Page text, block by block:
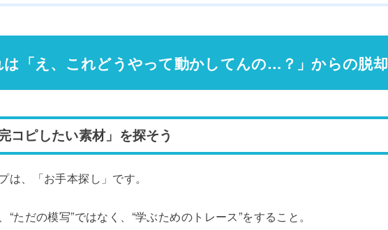
は「え、これどうやって動かしてんの…？」からの脱却
コピしたい素材」を探そう
は、「お手本探し」です。
“ただの模写”ではなく、“学ぶためのトレース”をすること。